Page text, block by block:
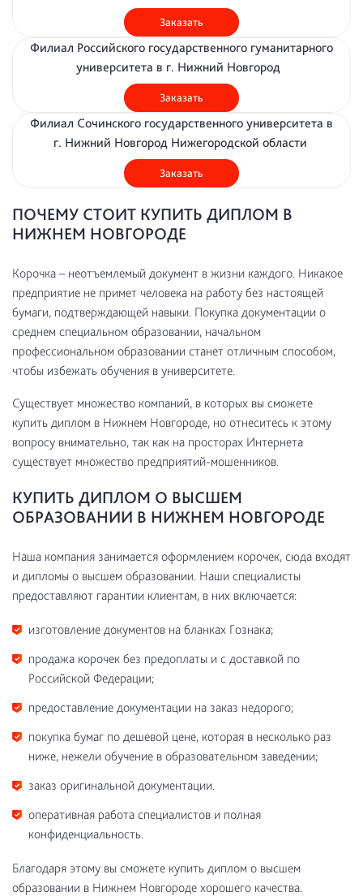
Заказать
Филиал Российского государственного гуманитарного
университета в г. Нижний Новгород
Заказать
Филиал Сочинского государственного университета в
г. Нижний Новгород Нижегородской области
Заказать
ПОЧЕМУ СТОИТ КУПИТЬ ДИПЛОМ В
НИЖНЕМ НОВГОРОДЕ
Корочка – неотъемлемый документ в жизни каждого. Никакое
предприятие не примет человека на работу без настоящей
бумаги, подтверждающей навыки. Покупка документации о
среднем специальном образовании, начальном
профессиональном образовании станет отличным способом,
чтобы избежать обучения в университете.
Существует множество компаний, в которых вы сможете
купить диплом в Нижнем Новгороде, но отнеситесь к этому
вопросу внимательно, так как на просторах Интернета
существует множество предприятий-мошенников.
КУПИТЬ ДИПЛОМ О ВЫСШЕМ
ОБРАЗОВАНИИ В НИЖНЕМ НОВГОРОДЕ
Наша компания занимается оформлением корочек, сюда входят
и дипломы о высшем образовании. Наши специалисты
предоставляют гарантии клиентам, в них включается:
изготовление документов на бланках Гознака;
продажа корочек без предоплаты и с доставкой по
Российской Федерации;
предоставление документации на заказ недорого;
покупка бумаг по дешевой цене, которая в несколько раз
ниже, нежели обучение в образовательном заведении;
заказ оригинальной документации.
оперативная работа специалистов и полная
конфиденциальность.
Благодаря этому вы сможете купить диплом о высшем
образовании в Нижнем Новгороде хорошего качества.